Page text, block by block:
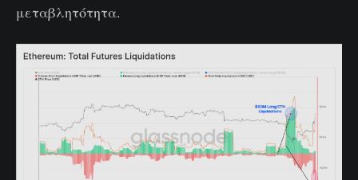
μεταβλητότητα.